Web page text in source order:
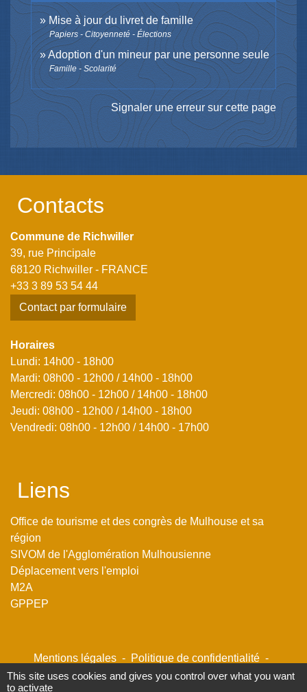
Mise à jour du livret de famille
Papiers - Citoyenneté - Élections
Adoption d'un mineur par une personne seule
Famille - Scolarité
Signaler une erreur sur cette page
Contacts
Commune de Richwiller
39, rue Principale
68120 Richwiller - FRANCE
+33 3 89 53 54 44
Contact par formulaire
Horaires
Lundi: 14h00 - 18h00
Mardi: 08h00 - 12h00 / 14h00 - 18h00
Mercredi: 08h00 - 12h00 / 14h00 - 18h00
Jeudi: 08h00 - 12h00 / 14h00 - 18h00
Vendredi: 08h00 - 12h00 / 14h00 - 17h00
Liens
Office de tourisme et des congrès de Mulhouse et sa
région
SIVOM de l'Agglomération Mulhousienne
Déplacement vers l'emploi
M2A
GPPEP
Mentions légales - Politique de confidentialité -
Accessibilité - Plan du site - Gestion des cookies
This site uses cookies and gives you control over what you want
to activate